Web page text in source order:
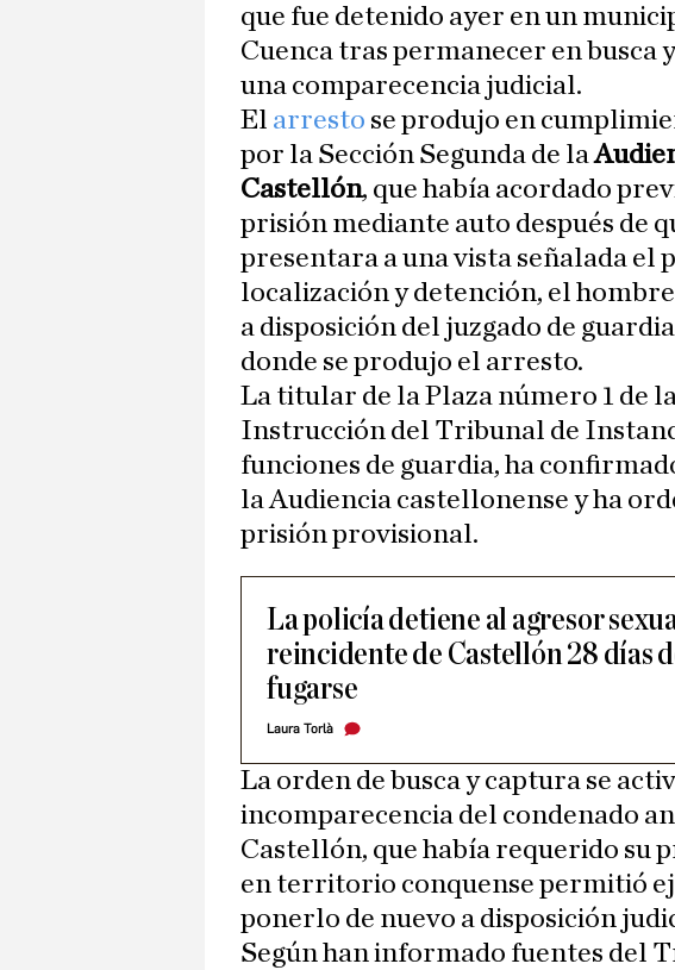
que fue detenido ayer en un
Cuenca tras permanecer en busca
una comparecencia judicial.
El arresto se produjo en
por la Sección Segunda de la
Castellón, que había acordado
prisión mediante auto después de
presentara a una vista señalada el
localización y detención, el
a disposición del juzgado de
donde se produjo el arresto.
La titular de la Plaza número 1 de
Instrucción del Tribunal de
funciones de guardia, ha
la Audiencia castellonense y ha
prisión provisional.
La policía detiene al agresor
reincidente de Castellón 28 días
fugarse
Laura Torlà
La orden de busca y captura se
incomparecencia del condenado
Castellón, que había requerido su
en territorio conquense permitió
ponerlo de nuevo a disposición
Según han informado fuentes del